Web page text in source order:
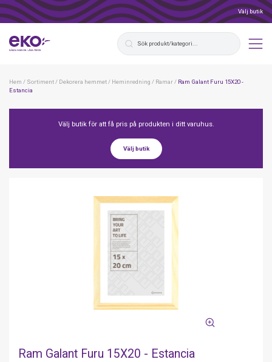
Välj butik
Hem / Sortiment/ Dekorera hemmet/ Heminredning / Ramar/ Ram Galant Furu 15X20 -
Estancia
Välj butik för att få pris på produkten i ditt varuhus.
Välj butik
Ram Galant Furu 15X20 - Estancia